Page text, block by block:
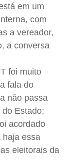
em um
com
a vereador,
a conversa
foi muito
fala do
não passa
Estado;
acordado
haja essa
eleitorais da